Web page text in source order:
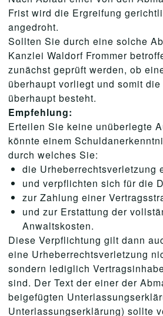
Frist wird die Ergreifung
angedroht.
Sollten Sie durch eine solche
Kanzlei Waldorf Frommer
zunächst geprüft werden, ob
überhaupt vorliegt und somit
überhaupt besteht.
Empfehlung:
Erteilen Sie keine unüberlegte
könnte einem
durch welches Sie:
die Urheberrechtsverletzung
und verpflichten sich für die
zur Zahlung einer
und zur Erstattung der
Anwaltskosten.
Diese Verpflichtung gilt dann
eine Urheberrechtsverletzung
sondern lediglich
sind. Der Text der einer der
beigefügten
Unterlassungserklärung) sollte